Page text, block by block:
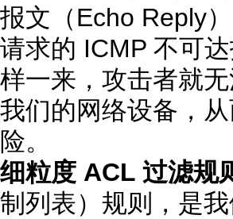
报文（Echo Reply
请求的 ICMP 不可
样一来，攻击者就
我们的网络设备，
险。
细粒度 ACL 过滤规
制列表）规则，是